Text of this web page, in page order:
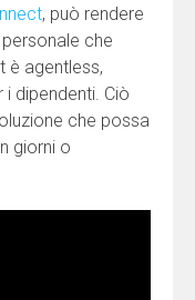
, può rendere
che
è agentless,
dipendenti. Ciò
che possa
giorni o